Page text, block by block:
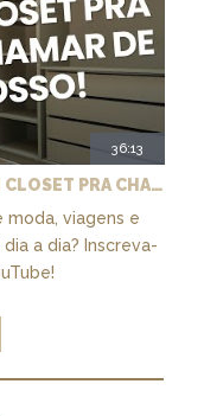
36:13
EP. 6: A SAGA DA CASA - TEMOS UM CLOSET PRA CHAMAR DE NOSSO + MARCENARIA E PAISAGISMO
moda, viagens e
a dia? Inscreva-